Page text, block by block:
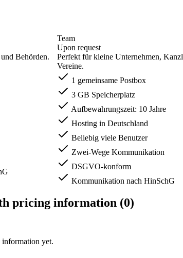
Behörden.
Team
Upon request
Perfekt für kleine Unternehmen,
Vereine.
1 gemeinsame Postbox
3 GB Speicherplatz
Aufbewahrungszeit: 10 Jahre
Hosting in Deutschland
Beliebig viele Benutzer
Zwei-Wege Kommunikation
DSGVO-konform
Kommunikation nach HinSchG
pricing information (0)
information yet.